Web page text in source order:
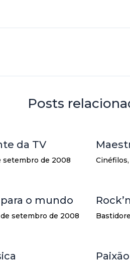
Posts
da TV
setembro de 2008 Cinéfilos,
o mundo
setembro de 2008